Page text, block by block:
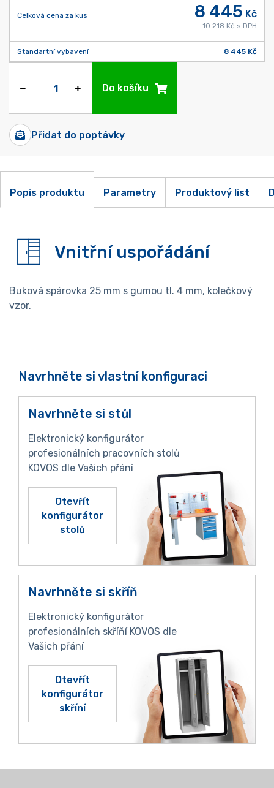
Celková cena za kus 8 445 Kč
10 218 Kč s DPH
Standartní vybavení 8 445 Kč
Do košíku
Přidat do poptávky
Popis produktu Parametry Produktový list
Vnitřní uspořádání
Buková spárovka 25 mm s gumou tl. 4 mm, kolečkový
vzor.
Navrhněte si vlastní konfiguraci
Navrhněte si stůl
Elektronický konfigurátor
profesionálních pracovních stolů
KOVOS dle Vašich přání
Otevřít
konfigurátor
stolů
Navrhněte si skříň
Elektronický konfigurátor
profesionálních skříňí KOVOS dle
Vašich přání
Otevřít
konfigurátor
skříní